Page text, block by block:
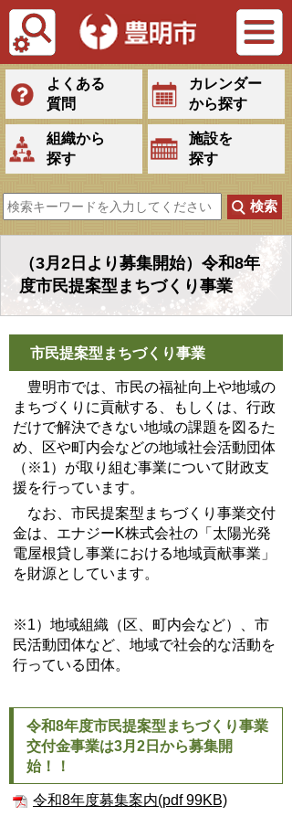
Tiếng Việt
よくある
質問
カレンダー
から探す
組織から
探す
施設を
探す
（3月2日より募集開始）令和8年
度市民提案型まちづくり事業
市民提案型まちづくり事業
豊明市では、市民の福祉向上や地域の
まちづくりに貢献する、もしくは、行政
だけで解決できない地域の課題を図るた
め、区や町内会などの地域社会活動団体
（※1）が取り組む事業について財政支
援を行っています。
なお、市民提案型まちづくり事業交付
金は、エナジーK株式会社の「太陽光発
電屋根貸し事業における地域貢献事業」
を財源としています。
※1）地域組織（区、町内会など）、市
民活動団体など、地域で社会的な活動を
行っている団体。
令和8年度市民提案型まちづくり事業
交付金事業は3月2日から募集開
始！！
令和8年度募集案内(pdf 99KB)